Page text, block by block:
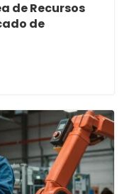
de Recursos
de